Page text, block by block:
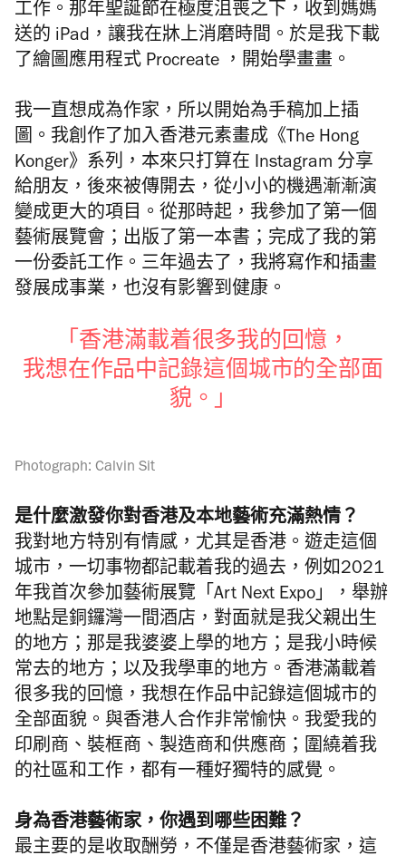
工作。那年聖誕節在極度沮喪之下，收到媽媽
送的 iPad，讓我在牀上消磨時間。於是我下載
了繪圖應用程式 Procreate ，開始學畫畫。
我一直想成為作家，所以開始為手稿加上插
圖。我創作了加入香港元素畫成《The Hong
Konger》系列，本來只打算在 Instagram 分享
給朋友，後來被傳開去，從小小的機遇漸漸演
變成更大的項目。從那時起，我參加了第一個
藝術展覽會；出版了第一本書；完成了我的第
一份委託工作。三年過去了，我將寫作和插畫
發展成事業，也沒有影響到健康。
「香港滿載着很多我的回憶，
我想在作品中記錄這個城市的全部面
貌。」
Photograph: Calvin Sit
是什麼激發你對香港及本地藝術充滿熱情？
我對地方特別有情感，尤其是香港。遊走這個
城市，一切事物都記載着我的過去，例如2021
年我首次參加藝術展覽「Art Next Expo」，舉辦
地點是銅鑼灣一間酒店，對面就是我父親出生
的地方；那是我婆婆上學的地方；是我小時候
常去的地方；以及我學車的地方。香港滿載着
很多我的回憶，我想在作品中記錄這個城市的
全部面貌。與香港人合作非常愉快。我愛我的
印刷商、裝框商、製造商和供應商；圍繞着我
的社區和工作，都有一種好獨特的感覺。
身為香港藝術家，你遇到哪些困難？
最主要的是收取酬勞，不僅是香港藝術家，這